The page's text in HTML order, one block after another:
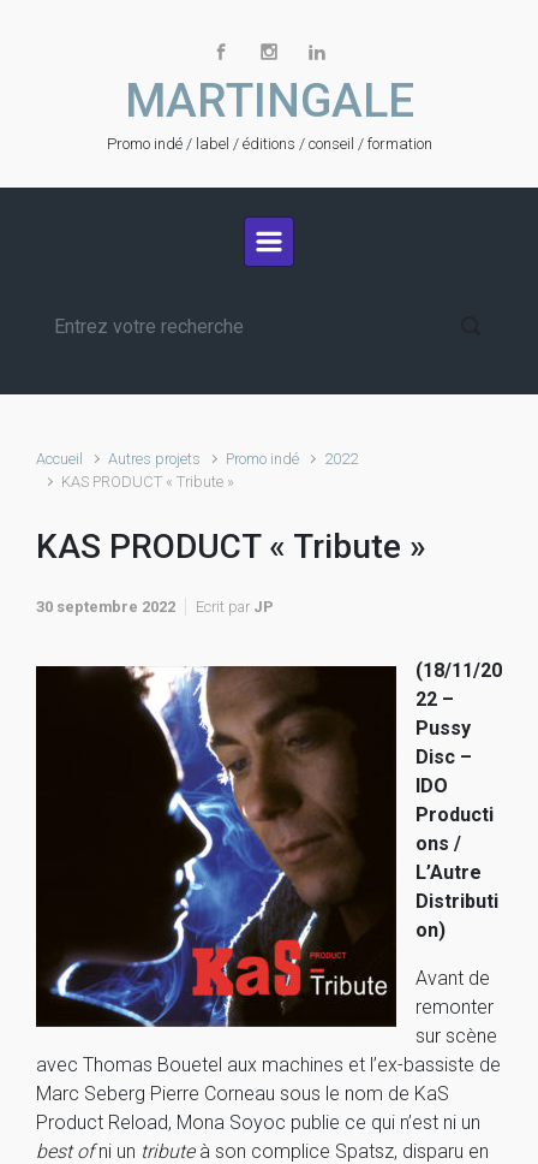
MARTINGALE
Promo indé / label / éditions / conseil / formation
Accueil Autres projets Promo indé
2022
KAS PRODUCT « Tribute »
KAS PRODUCT « Tribute »
30 septembre 2022 Ecrit par JP
(18/11/20
22 –
Pussy
Disc –
IDO
Producti
ons /
L’Autre
Distributi
on)
Avant de
remonter
sur scène
avec Thomas Bouetel aux machines et l’ex-bassiste de
Marc Seberg Pierre Corneau sous le nom de KaS
Product Reload, Mona Soyoc publie ce qui n’est ni un
best ofni un tributeà son complice Spatsz, disparu en